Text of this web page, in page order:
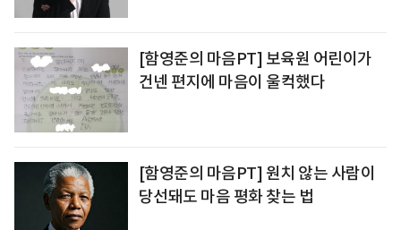
[함영준의 마음PT] 보육원 어린이가
건넨 편지에 마음이 울컥했다
[함영준의 마음PT] 원치 않는 사람이
당선돼도 마음 평화 찾는 법